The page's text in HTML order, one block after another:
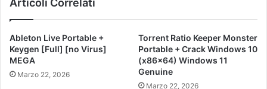
Articoli Correlati
Ableton Live Portable +
Keygen [Full] [no Virus]
MEGA
Marzo 22, 2026
Torrent Ratio Keeper Monster
Portable + Crack Windows 10
(x86x64) Windows 11
Genuine
Marzo 22, 2026